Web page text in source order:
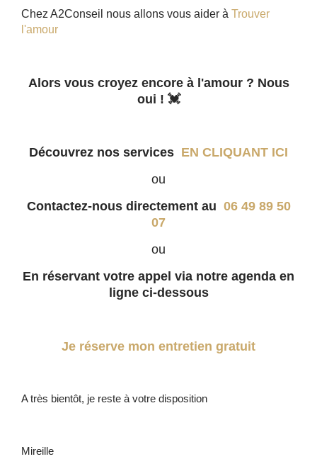
Chez A2Conseil nous allons vous aider à Trouver
l'amour
Alors vous croyez encore à l'amour ? Nous
oui ! 💓
Découvrez nos services EN CLIQUANT ICI
ou
Contactez-nous directement au 06 49 89 50
07
ou
En réservant votre appel via notre agenda en
ligne ci-dessous
Je réserve mon entretien gratuit
A très bientôt, je reste à votre disposition
Mireille